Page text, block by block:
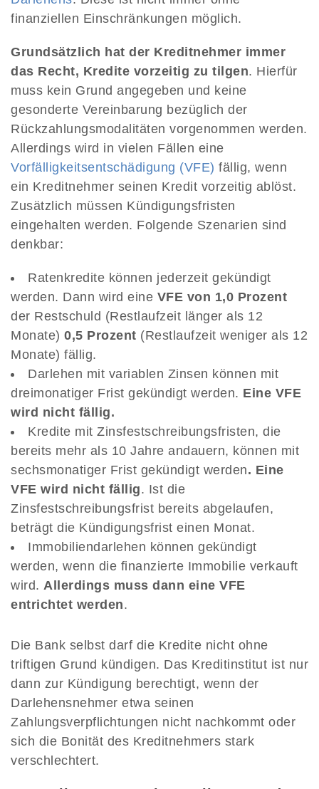
finanziellen Einschränkungen möglich.
Grundsätzlich hat der Kreditnehmer immer
das Recht, Kredite vorzeitig zu tilgen. Hierfür
muss kein Grund angegeben und keine
gesonderte Vereinbarung bezüglich der
Rückzahlungsmodalitäten vorgenommen werden.
Allerdings wird in vielen Fällen eine
Vorfälligkeitsentschädigung (VFE) fällig, wenn
ein Kreditnehmer seinen Kredit vorzeitig ablöst.
Zusätzlich müssen Kündigungsfristen
eingehalten werden. Folgende Szenarien sind
denkbar:
Ratenkredite können jederzeit gekündigt
werden. Dann wird eine VFE von 1,0 Prozent
der Restschuld (Restlaufzeit länger als 12
Monate) 0,5 Prozent (Restlaufzeit weniger als 12
Monate) fällig.
Darlehen mit variablen Zinsen können mit
dreimonatiger Frist gekündigt werden. Eine VFE
wird nicht fällig.
Kredite mit Zinsfestschreibungsfristen, die
bereits mehr als 10 Jahre andauern, können mit
sechsmonatiger Frist gekündigt werden. Eine
VFE wird nicht fällig. Ist die
Zinsfestschreibungsfrist bereits abgelaufen,
beträgt die Kündigungsfrist einen Monat.
Immobiliendarlehen können gekündigt
werden, wenn die finanzierte Immobilie verkauft
wird. Allerdings muss dann eine VFE
entrichtet werden.
Die Bank selbst darf die Kredite nicht ohne
triftigen Grund kündigen. Das Kreditinstitut ist nur
dann zur Kündigung berechtigt, wenn der
Darlehensnehmer etwa seinen
Zahlungsverpflichtungen nicht nachkommt oder
sich die Bonität des Kreditnehmers stark
verschlechtert.